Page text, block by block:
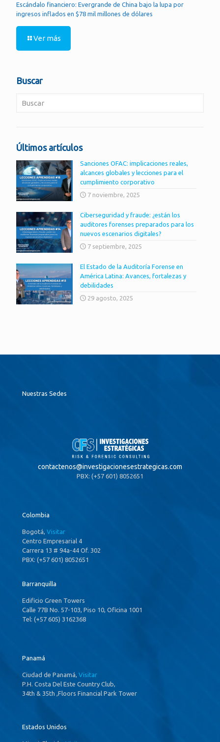
Escándalo financiero: Evergrande de China bajo la lupa por
ingresos inflados en $78 mil millones de dólares
Ver más
Buscar
Últimos artículos
Sanciones OFAC: implicaciones reales,
alcances globales y lecciones para el
cumplimiento corporativo
7 noviembre, 2025
Ciberseguridad y fraude: ¿están los
auditores forenses preparados para los
nuevos escenarios digitales?
7 septiembre, 2025
El Estado de la Auditoría Forense en
América Latina: Avances, fortalezas y
debilidades
29 agosto, 2025
Nuestras Sedes
contactenos@investigacionesestrategicas.com
PBX: (+57 601) 8052651
Colombia
Bogotá, Visitar
Centro Empresarial 4
Carrera 13 # 94a-44 Of. 302
PBX: (+57 601) 8052651
Barranquilla
Edificio Green Towers
Calle 77B No. 57-103, Piso 10, Oficina 1001
Tel: (+57 605) 3162368
Panamá
Ciudad de Panamá, Visitar
P.H. Costa Del Este Country Club,
34th & 35th ,Floors Financial Park Tower
Estados Unidos